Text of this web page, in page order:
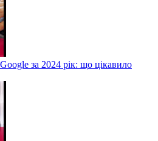
за 2024 рік: що цікавило